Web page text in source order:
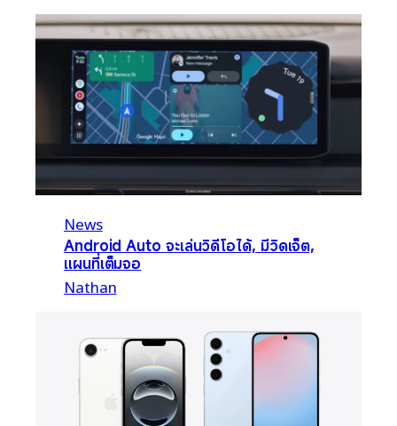
News
Android Auto จะเล่นวิดีโอได้, มีวิดเจ็ต,
แผนที่เต็มจอ
Nathan